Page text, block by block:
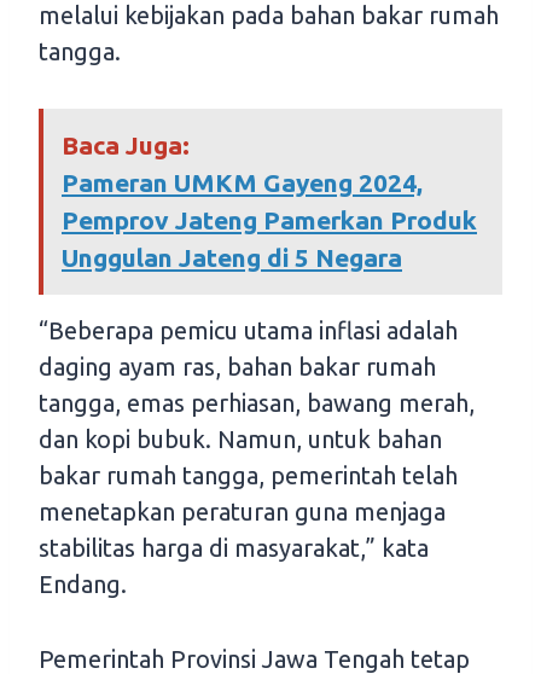
melalui kebijakan pada bahan bakar rumah
tangga.
Baca Juga:
Pameran UMKM Gayeng 2024,
Pemprov Jateng Pamerkan Produk
Unggulan Jateng di 5 Negara
“Beberapa pemicu utama inflasi adalah
daging ayam ras, bahan bakar rumah
tangga, emas perhiasan, bawang merah,
dan kopi bubuk. Namun, untuk bahan
bakar rumah tangga, pemerintah telah
menetapkan peraturan guna menjaga
stabilitas harga di masyarakat,” kata
Endang.
Pemerintah Provinsi Jawa Tengah tetap